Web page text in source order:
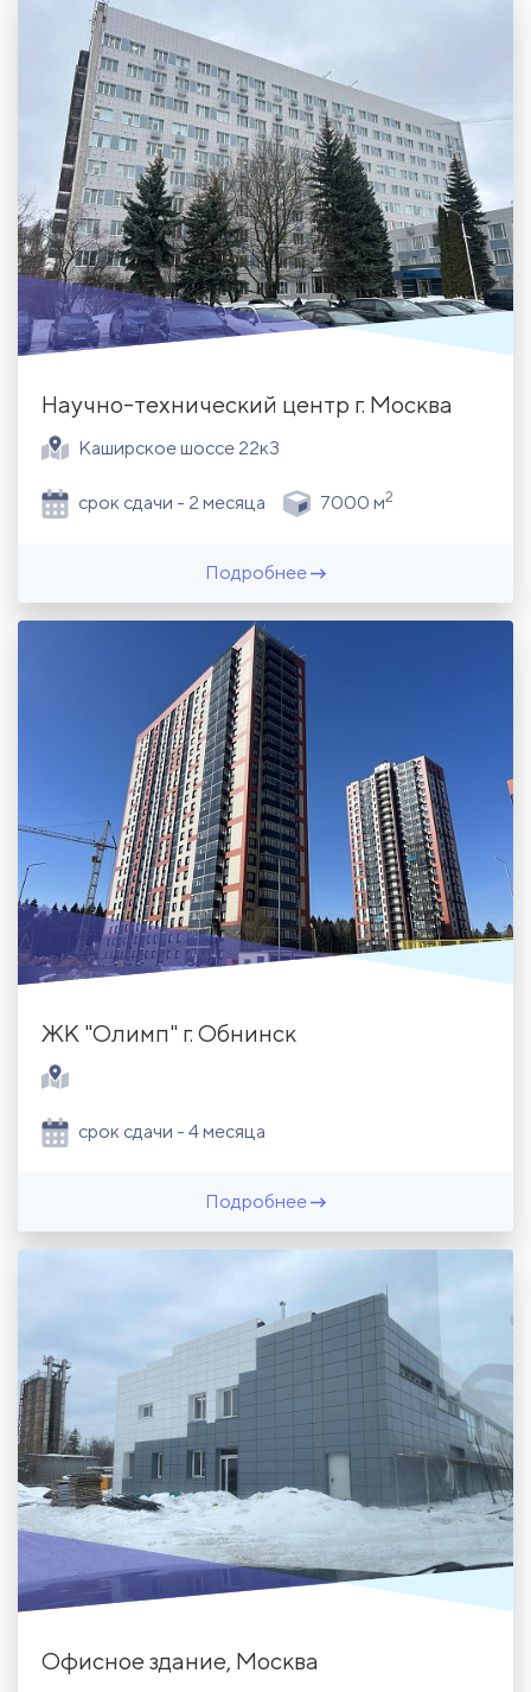
Научно-технический центр г. Москва
Каширское шоссе 22к3
срок сдачи - 2 месяца 7000 м2
Подробнее
ЖК "Олимп" г. Обнинск
срок сдачи - 4 месяца
Подробнее
Офисное здание, Москва